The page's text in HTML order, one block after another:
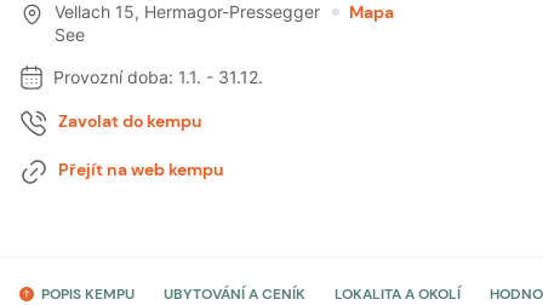
Vellach 15, Hermagor-Pressegger
See
Mapa
Provozní doba: 1.1. - 31.12.
Zavolat do kempu
Přejít na web kempu
POPIS KEMPU UBYTOVÁNÍ A CENÍK LOKALITA A OKOLÍ